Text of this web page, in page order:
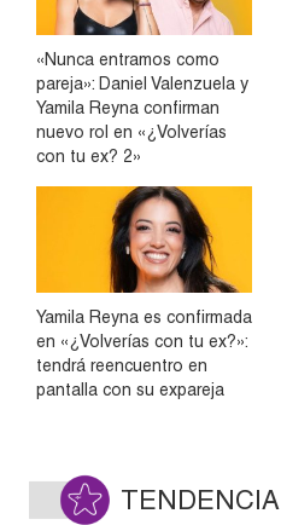
«Nunca entramos como
pareja»: Daniel Valenzuela y
Yamila Reyna confirman
nuevo rol en «¿Volverías
con tu ex? 2»
Yamila Reyna es confirmada
en «¿Volverías con tu ex?»:
tendrá reencuentro en
pantalla con su expareja
TENDENCIA